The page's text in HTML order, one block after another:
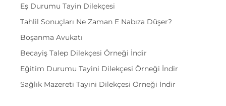
Eş Durumu Tayin Dilekçesi
Tahlil Sonuçları Ne Zaman E Nabıza Düşer?
Boşanma Avukatı
Becayiş Talep Dilekçesi Örneği İndir
Eğitim Durumu Tayini Dilekçesi Örneği İndir
Sağlık Mazereti Tayini Dilekçesi Örneği İndir